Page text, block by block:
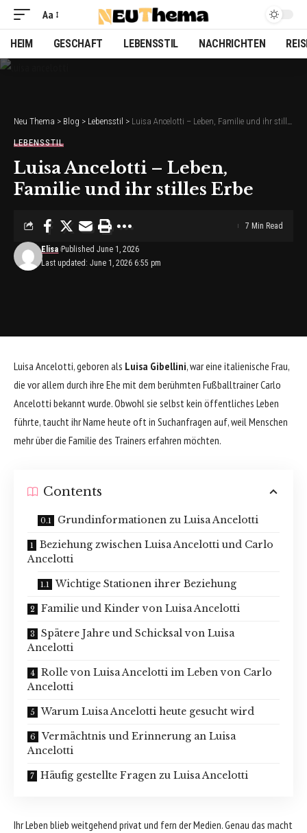
Font
Resizer
Aa
HEIM GESCHAFT LEBENSSTIL NACHRICHTEN
Neu Thema > Blog > Lebensstil > Luisa Ancelotti – Leben, Familie und ihr stilles Erbe
LEBENSSTIL
Luisa Ancelotti – Leben,
Familie und ihr stilles Erbe
Last updated: June 1, 2026 6:55 pm
Elisa Published June 1, 2026
7 Min Read
Luisa Ancelotti, geboren als Luisa Gibellini, war eine italienische Frau,
die vor allem durch ihre Ehe mit dem berühmten FußballtrainerCarlo
Ancelotti bekannt wurde. Obwohl sie selbst kein öffentliches Leben
führte, taucht ihr Name heute oft in Suchanfragen auf, weil Menschen
mehr über die Familie des Trainers erfahren möchten.
Contents
Grundinformationen zu Luisa Ancelotti
Beziehung zwischen Luisa Ancelotti und Carlo
Ancelotti
Wichtige Stationen ihrer Beziehung
Familie und Kinder von Luisa Ancelotti
Spätere Jahre und Schicksal von Luisa
Ancelotti
Rolle von Luisa Ancelotti im Leben von Carlo
Ancelotti
Warum Luisa Ancelotti heute gesucht wird
Vermächtnis und Erinnerung an Luisa
Ancelotti
Häufig gestellte Fragen zu Luisa Ancelotti
Ihr Leben blieb weitgehend privat und fern der Medien. Genau das macht